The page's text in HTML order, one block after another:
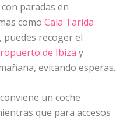
paradas en
como Cala Tarida
puedes recoger el
de Ibiza y
evitando esperas.
un coche
que para accesos